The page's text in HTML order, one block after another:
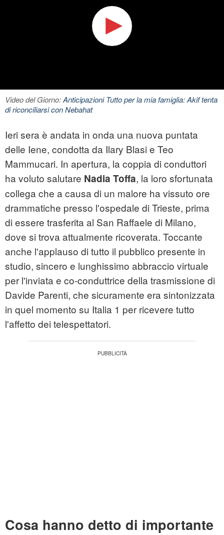
Video del Giorno:Anticipazioni Tutto per la mia famiglia: Akif tenta
di riconciliarsi con Nebahat
Ieri sera è andata in onda una nuova puntata
delle Iene, condotta da Ilary Blasi e Teo
Mammucari. In apertura, la coppia di conduttori
ha voluto salutare Nadia Toffa, la loro sfortunata
collega che a causa di un malore ha vissuto ore
drammatiche presso l'ospedale di Trieste, prima
di essere trasferita al San Raffaele di Milano,
dove si trova attualmente ricoverata. Toccante
anche l'applauso di tutto il pubblico presente in
studio, sincero e lunghissimo abbraccio virtuale
per l'inviata e co-conduttrice della trasmissione di
Davide Parenti, che sicuramente era sintonizzata
in quel momento su Italia 1 per ricevere tutto
l'affetto dei telespettatori.
Cosa hanno detto di importante